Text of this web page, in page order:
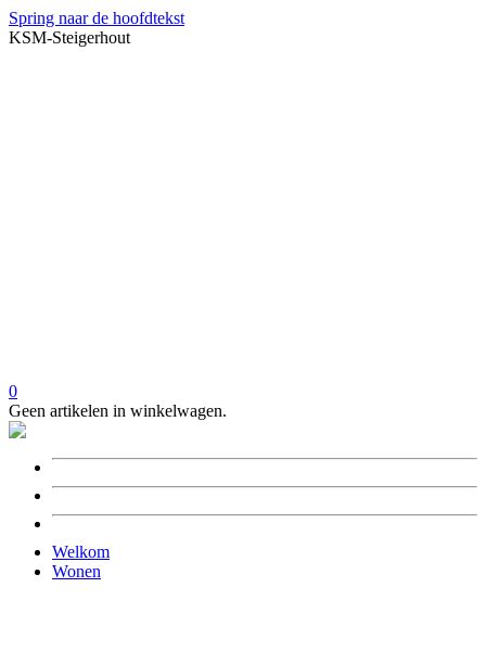
Spring naar de hoofdtekst
KSM-Steigerhout
0
Geen artikelen in winkelwagen.
Welkom
Wonen